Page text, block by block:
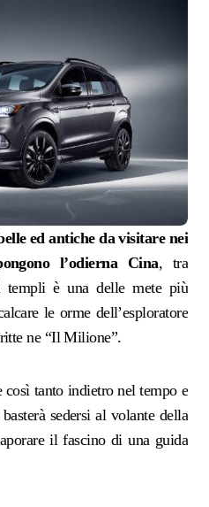
ed antiche da visitare nei
l’odierna Cina, tra
è una delle mete più
le orme dell’esploratore
ne “Il Milione”.
così tanto indietro nel tempo e
sedersi al volante della
il fascino di una guida